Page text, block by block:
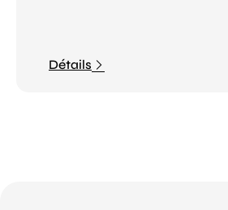
Détails